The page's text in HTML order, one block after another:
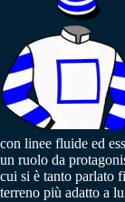
con linee fluide ed
un ruolo da
cui si è tanto parlato
terreno più adatto a